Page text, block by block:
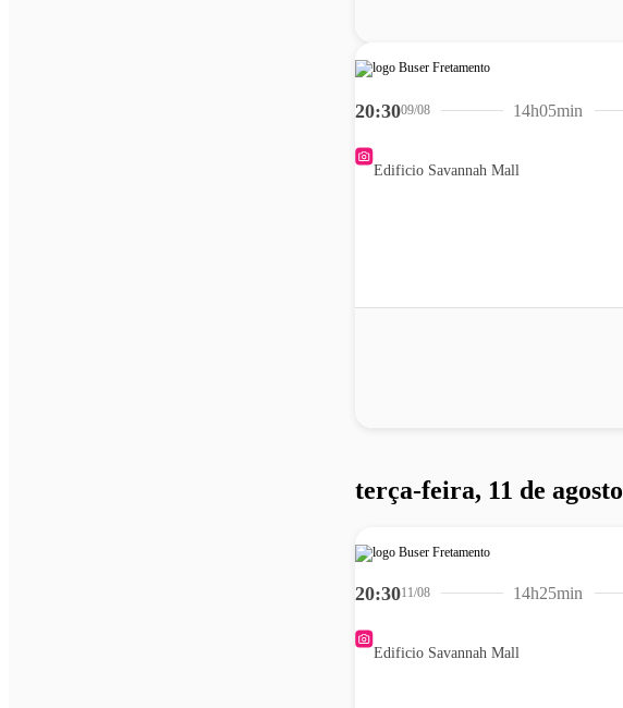
20:3009/08
Edificio Savannah Mall
14h05min
terça-feira, 11 de agosto
20:3011/08
Edificio Savannah Mall
14h25min